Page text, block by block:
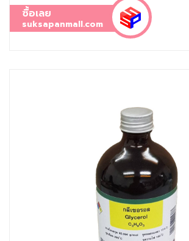
ซื้อเลย
suksapanmall.com